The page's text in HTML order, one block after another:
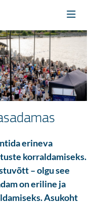
erineva
korraldamiseks.
– olgu see
on eriline ja
Asukoht